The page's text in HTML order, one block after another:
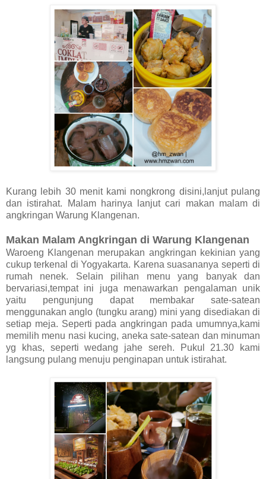
Kurang lebih 30 menit kami nongkrong disini,lanjut pulang
dan istirahat. Malam harinya lanjut cari makan malam di
angkringan Warung Klangenan.
Makan Malam Angkringan di Warung Klangenan
Waroeng Klangenan merupakan angkringan kekinian yang
cukup terkenal di Yogyakarta. Karena suasananya seperti di
rumah nenek. Selain pilihan menu yang banyak dan
bervariasi,tempat ini juga menawarkan pengalaman unik
yaitu pengunjung dapat membakar sate-satean
menggunakan anglo (tungku arang) mini yang disediakan di
setiap meja. Seperti pada angkringan pada umumnya,kami
memilih menu nasi kucing, aneka sate-satean dan minuman
yg khas, seperti wedang jahe sereh. Pukul 21.30 kami
langsung pulang menuju penginapan untuk istirahat.